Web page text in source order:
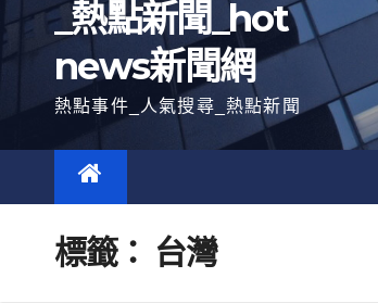
_熱點新聞_hot
news新聞網
熱點事件_人氣搜尋_熱點新聞
標籤： 台灣